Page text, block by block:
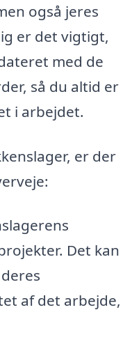
også jeres
er det vigtigt,
med de
så du altid er
i arbejdet.
er der
Det kan
af det arbejde,